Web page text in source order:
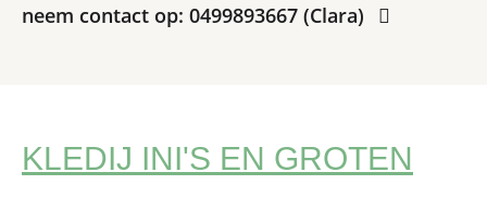
neem contact op: 0499893667 (Clara)
KLEDIJ INI'S EN GROTEN